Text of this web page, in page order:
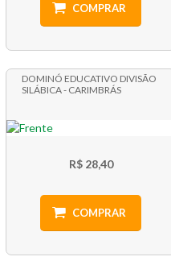
COMPRAR
DOMINÓ EDUCATIVO DIVISÃO
SILÁBICA - CARIMBRÁS
R$ 28,40
COMPRAR